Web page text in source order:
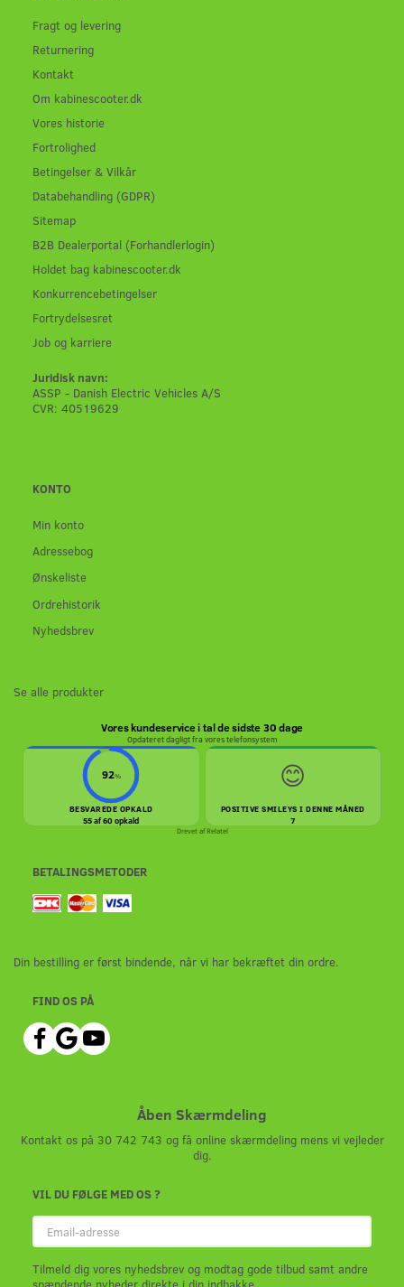
Fragt og levering
Returnering
Kontakt
Om kabinescooter.dk
Vores historie
Fortrolighed
Betingelser & Vilkår
Databehandling (GDPR)
Sitemap
B2B Dealerportal (Forhandlerlogin)
Holdet bag kabinescooter.dk
Konkurrencebetingelser
Fortrydelsesret
Job og karriere
Juridisk navn:
ASSP - Danish Electric Vehicles A/S
CVR: 40519629
KONTO
Min konto
Adressebog
Ønskeliste
Ordrehistorik
Nyhedsbrev
Se alle produkter
Vores kundeservice i tal de sidste 30 dage
Opdateret dagligt fra vores telefonsystem
92%
BESVAREDE OPKALD
55 af 60 opkald
😊
POSITIVE SMILEYS I DENNE MÅNED
7
Drevet afRelatel
BETALINGSMETODER
Din bestilling er først bindende, når vi har bekræftet din ordre.
FIND OS PÅ
Åben Skærmdeling
Kontakt os på 30 742 743 og få online skærmdeling mens vi vejleder
dig.
VIL DU FØLGE MED OS ?
Email-
adresse
Tilmeld dig vores nyhedsbrev og modtag gode tilbud samt andre
spændende nyheder direkte i din indbakke.